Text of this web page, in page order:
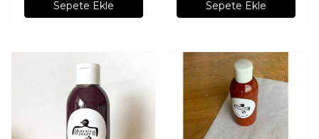
Sepete Ekle Sepete Ekle